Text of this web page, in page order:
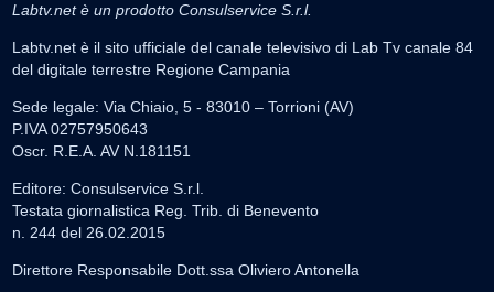
Labtv.net è un prodotto Consulservice S.r.l.
Labtv.net è il sito ufficiale del canale televisivo di Lab Tv canale 84
del digitale terrestre Regione Campania
Sede legale: Via Chiaio, 5 - 83010 – Torrioni (AV)
P.IVA 02757950643
Oscr. R.E.A. AV N.181151
Editore: Consulservice S.r.l.
Testata giornalistica Reg. Trib. di Benevento
n. 244 del 26.02.2015
Direttore Responsabile Dott.ssa Oliviero Antonella